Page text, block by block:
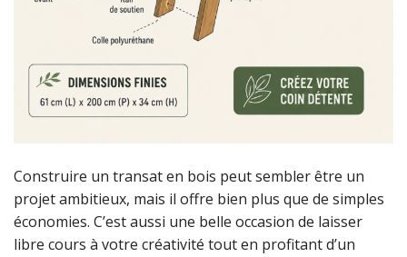
Construire un transat en bois peut sembler être un
projet ambitieux, mais il offre bien plus que de simples
économies. C’est aussi une belle occasion de laisser
libre cours à votre créativité tout en profitant d’un